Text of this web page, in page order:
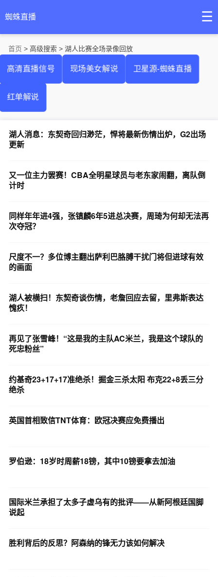
蜘蛛直播 ☰
首页 > 高级搜索 > 湖人比赛全场录像回放
高清直播信号 现场美女解说 卫星源-蜘蛛直播
红单解说
湖人消息：东契奇回归渺茫，悍将最新伤情出炉，G2出场
更新
又一位主力罢赛！CBA全明星球员与老东家闹翻，离队倒
计时
同样年年进4强，张镇麟6年5进总决赛，周琦为何却无法再
次夺冠？
尺度不一？多位博主翻出萨利巴胳膊干扰门将但进球有效
的画面
湖人被横扫！东契奇谈伤情，老詹回应去留，里弗斯表达
愧疚！
再见了张雪峰！“这是我的主队AC米兰，我是这个球队的
死忠粉丝”
约基奇23+17+17准绝杀！掘金三杀太阳 布克22+8丢三分
绝杀
英国首相致信TNT体育：欧冠决赛应免费播出
罗伯逊：18岁时周薪18镑，其中10镑要拿去加油
国际米兰承担了太多子虚乌有的批评——从新阿根廷国脚
说起
胜利背后的反思？阿森纳的锋无力该如何解决